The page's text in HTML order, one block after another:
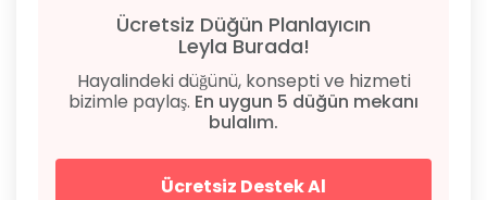
Ücretsiz Düğün Planlayıcın
Leyla Burada!
Hayalindeki düğünü, konsepti ve hizmeti
bizimle paylaş. En uygun 5 düğün mekanı
bulalım.
Ücretsiz Destek Al